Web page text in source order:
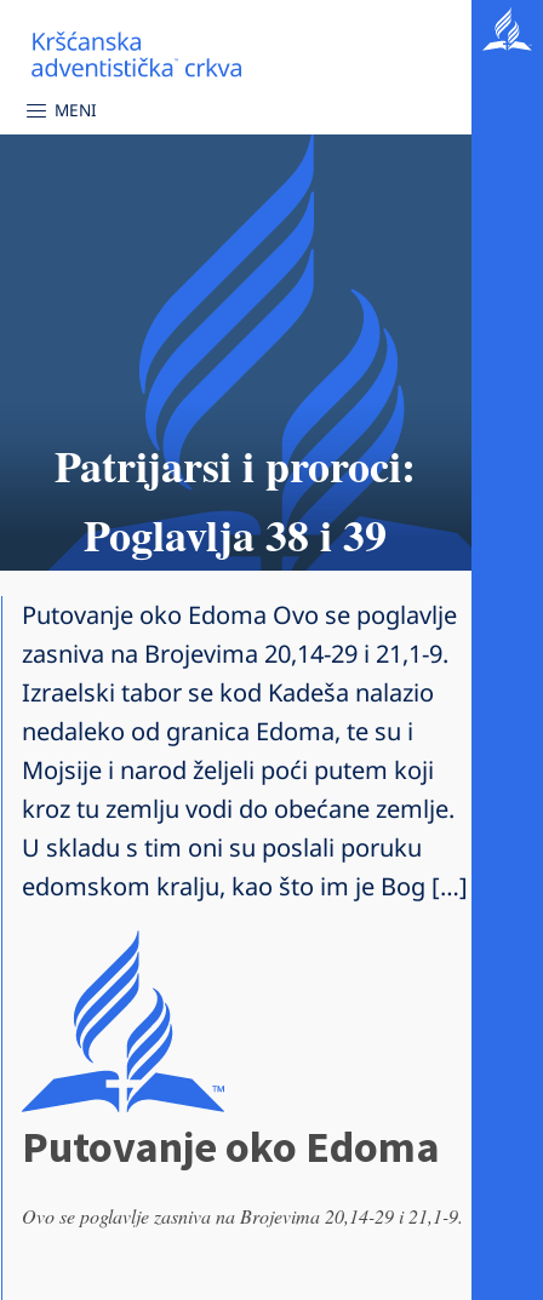
MENI
Patrijarsi i proroci:
Poglavlja 38 i 39
Putovanje oko Edoma Ovo se poglavlje
zasniva na Brojevima 20,14-29 i 21,1-9.
Izraelski tabor se kod Kadeša nalazio
nedaleko od granica Edoma, te su i
Mojsije i narod željeli poći putem koji
kroz tu zemlju vodi do obećane zemlje.
U skladu s tim oni su poslali poruku
edomskom kralju, kao što im je Bog […]
Putovanje oko Edoma
Ovo se poglavlje zasniva na Brojevima 20,14-29 i 21,1-9.